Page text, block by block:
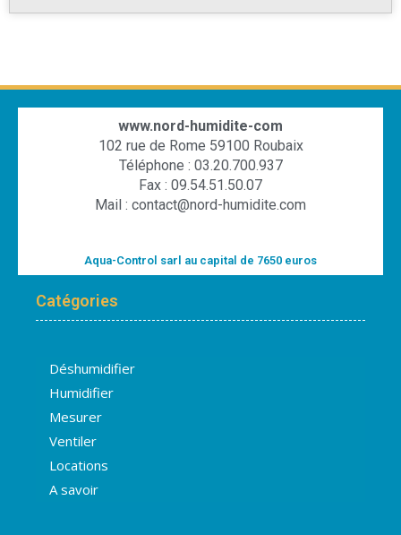
www.nord-humidite-com
102 rue de Rome 59100 Roubaix
Téléphone : 03.20.700.937
Fax : 09.54.51.50.07
Mail : contact@nord-humidite.com
Aqua-Control sarl au capital de 7650 euros
Catégories
Déshumidifier
Humidifier
Mesurer
Ventiler
Locations
A savoir